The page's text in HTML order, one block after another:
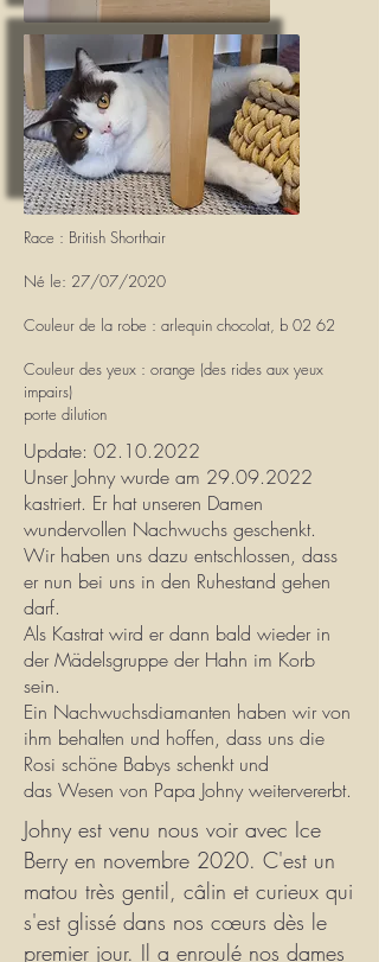
Race : British Shorthair
Né le: 27/07/2020
Couleur de la robe : arlequin chocolat, b 02 62
Couleur des yeux : orange (des rides aux yeux
impairs)
porte dilution
Update: 02.10.2022
Unser Johny wurde am 29.09.2022
kastriert. Er hat unseren Damen
wundervollen Nachwuchs geschenkt.
Wir haben uns dazu entschlossen, dass
er nun bei uns in den Ruhestand gehen
darf.
Als Kastrat wird er dann bald wieder in
der Mädelsgruppe der Hahn im Korb
sein.
Ein Nachwuchsdiamanten haben wir von
ihm behalten und hoffen, dass uns die
Rosi schöne Babys schenkt und
das Wesen von Papa Johny weitervererbt.
Johny est venu nous voir avec Ice
Berry en novembre 2020. C'est un
matou très gentil, câlin et curieux qui
s'est glissé dans nos cœurs dès le
premier jour. Il a enroulé nos dames